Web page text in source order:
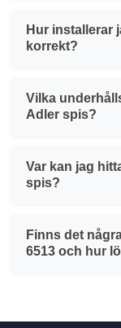
Hur installerar
korrekt?
Vilka
Adler spis?
Var kan jag
spis?
Finns det
6513 och hur